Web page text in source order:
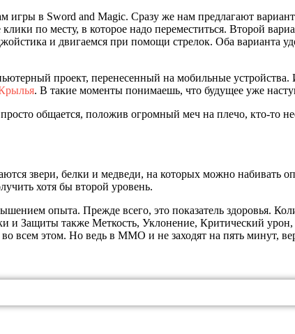
игры в Sword and Magic. Сразу же нам предлагают
по месту, в которое надо переместиться. Второй
и двигаемся при помощи стрелок. Оба варианта
проект, перенесенный на мобильные
. В такие моменты понимаешь, что будущее уже
общается, положив огромный меч на плечо, кто-то
звери, белки и медведи, на которых можно набивать
хотя бы второй уровень.
опыта. Прежде всего, это показатель здоровья.
и Защиты также Меткость, Уклонение, Критический
всем этом. Но ведь в MMO и не заходят на пять минут,